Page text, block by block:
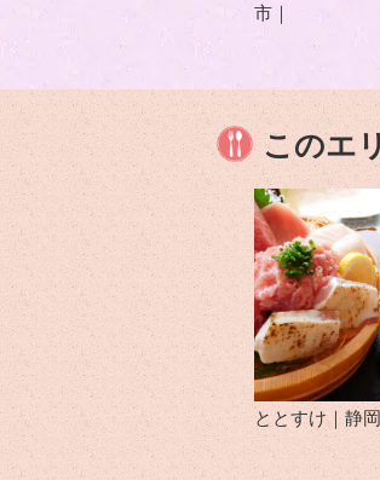
市｜
このエ
ととすけ｜静